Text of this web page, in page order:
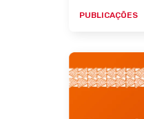
PUBLICAÇÕES